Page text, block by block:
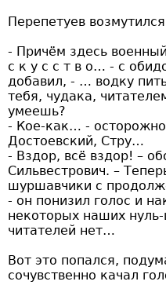
Перепетуев
- Причём здесь
с к у с с т в о… - с
добавил, - … водку
тебя, чудака,
умеешь?
- Кое-как… - осторожно
Достоевский, Стру…
- Вздор, всё вздор! –
Сильвестрович. –
шуршавчики с
- он понизил голос и
некоторых наших
читателей нет…
Вот это попался,
сочувственно качал